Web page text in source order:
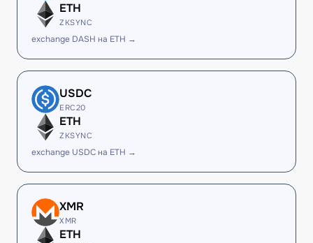
ETH
ZKSYNC
exchange DASH на ETH →
USDC
ERC20
ETH
ZKSYNC
exchange USDC на ETH →
XMR
XMR
ETH